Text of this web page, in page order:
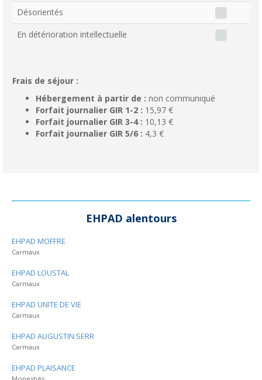
Désorientés
En détérioration intellectuelle
Frais de séjour :
Hébergement à partir de : non communiqué
Forfait journalier GIR 1-2 : 15,97 €
Forfait journalier GIR 3-4 : 10,13 €
Forfait journalier GIR 5/6 : 4,3 €
EHPAD alentours
EHPAD MOFFRE
Carmaux
EHPAD LOUSTAL
Carmaux
EHPAD UNITE DE VIE
Carmaux
EHPAD AUGUSTIN SERR
Carmaux
EHPAD PLAISANCE